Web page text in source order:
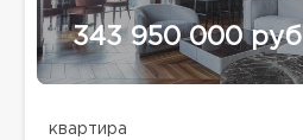
343 950 000 руб
квартира